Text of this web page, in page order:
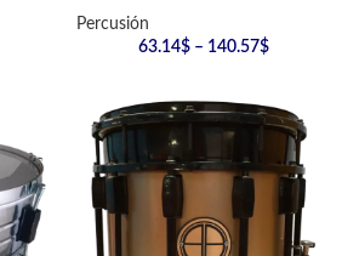
Percusión
63.14$ – 140.57$